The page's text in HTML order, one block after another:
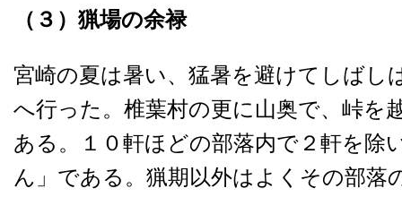
（３） 猟場の余禄
宮崎の夏は暑い、猛暑を避けてしばし
へ行った。椎葉村の更に山奥で、峠を
ある。１０軒ほどの部落内で２軒を除
ん」である。猟期以外はよくその部落